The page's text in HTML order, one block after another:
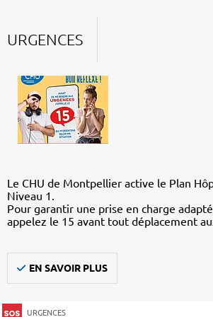
URGENCES
Le CHU de Montpellier active le Plan
Niveau 1.
Pour garantir une prise en charge
appelez le 15 avant tout déplacement
EN SAVOIR PLUS
URGENCES